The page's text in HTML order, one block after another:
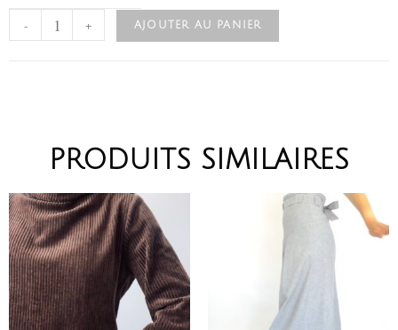
- + AJOUTER AU PANIER
PRODUITS SIMILAIRES